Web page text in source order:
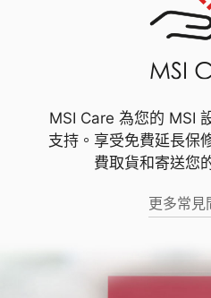
MSI Care 為您的 MSI
支持。享受免費延長保
費取貨和寄送您
更多常見